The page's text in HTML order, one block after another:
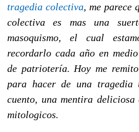
tragedia colectiva, me parece
colectiva es mas una
masoquismo, el cual
recordarlo cada año en
de patriotería. Hoy me
para hacer de una tragedia
cuento, una mentira deliciosa
mitologicos.